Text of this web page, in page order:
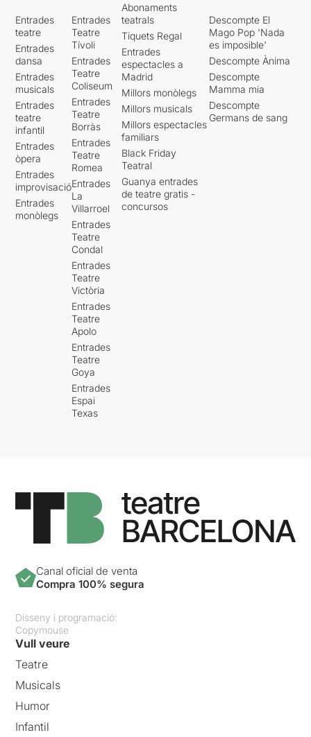
Entrades
teatre
Entrades
dansa
Entrades
musicals
Entrades
teatre
infantil
Entrades
òpera
Entrades
improvisació
Entrades
monòlegs
Entrades
Teatre
Tívoli
Entrades
Teatre
Coliseum
Entrades
Teatre
Borràs
Entrades
Teatre
Romea
Entrades
La
Villarroel
Entrades
Teatre
Condal
Entrades
Teatre
Victòria
Entrades
Teatre
Apolo
Entrades
Teatre
Goya
Entrades
Espai
Texas
Abonaments
teatrals
Tiquets Regal
Entrades
espectacles a
Madrid
Millors monòlegs
Millors musicals
Millors espectacles
familiars
Black Friday
Teatral
Guanya entrades
de teatre gratis -
concursos
Descompte El
Mago Pop 'Nada
es imposible'
Descompte Ànima
Descompte
Mamma mia
Descompte
Germans de sang
Canal oficial de venta
Compra 100% segura
Disseny i programació:
Copymouse
Vull veure
Teatre
Musicals
Humor
Infantil